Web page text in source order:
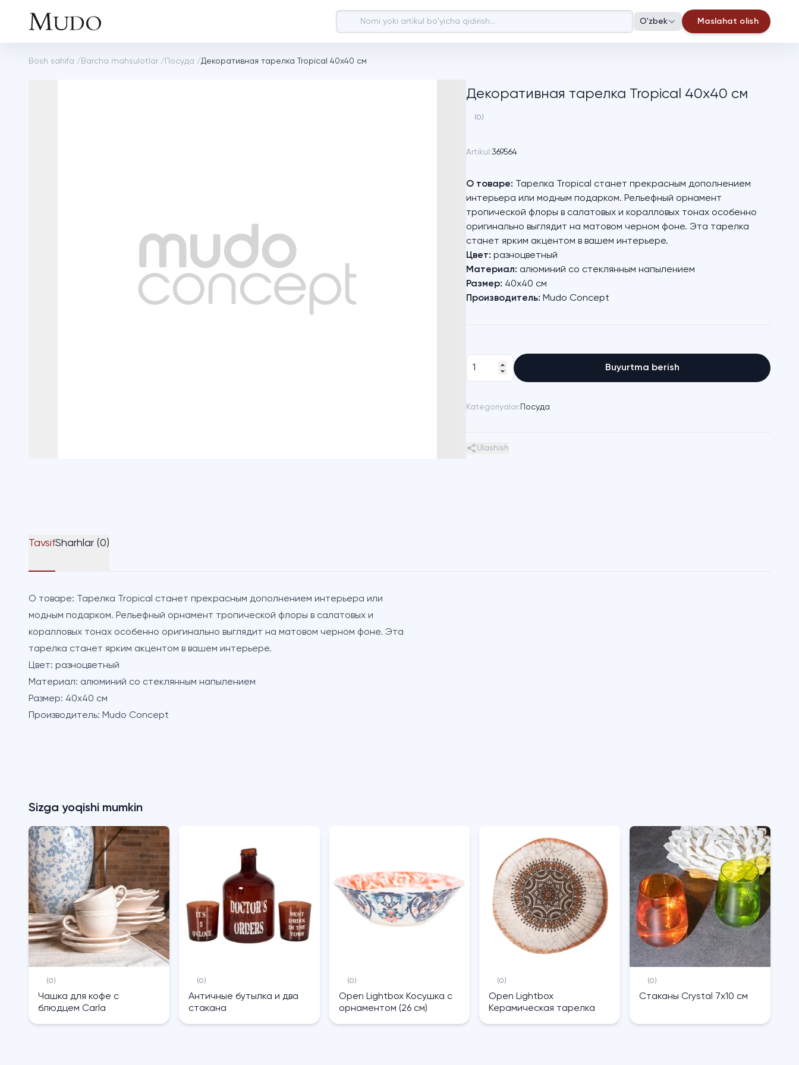
O'zbek Maslahat olish
Bosh sahifa / Barcha mahsulotlar / Посуда /Декоративная тарелка Tropical 40х40 см
Декоративная тарелка Tropical 40х40 см
(0)
Artikul:369564
О товаре: Тарелка Tropical станет прекрасным дополнением
интерьера или модным подарком. Рельефный орнамент
тропической флоры в салатовых и коралловых тонах особенно
оригинально выглядит на матовом черном фоне. Эта тарелка
станет ярким акцентом в вашем интерьере.
Цвет: разноцветный
Материал: алюминий со стеклянным напылением
Размер: 40х40 см
Производитель: Mudo Concept
Buyurtma berish
Kategoriyalar: Посуда
Ulashish
TavsifSharhlar (0)
О товаре: Тарелка Tropical станет прекрасным дополнением интерьера или
модным подарком. Рельефный орнамент тропической флоры в салатовых и
коралловых тонах особенно оригинально выглядит на матовом черном фоне. Эта
тарелка станет ярким акцентом в вашем интерьере.
Цвет: разноцветный
Материал: алюминий со стеклянным напылением
Размер: 40х40 см
Производитель: Mudo Concept
Sizga yoqishi mumkin
(0)
Чашка для кофе с
блюдцем Carla
(0)
Античные бутылка и два
стакана
(0)
Open Lightbox Косушка с
орнаментом (26 см)
(0)
Open Lightbox
Керамическая тарелка
(0)
Cтаканы Crystal 7х10 см